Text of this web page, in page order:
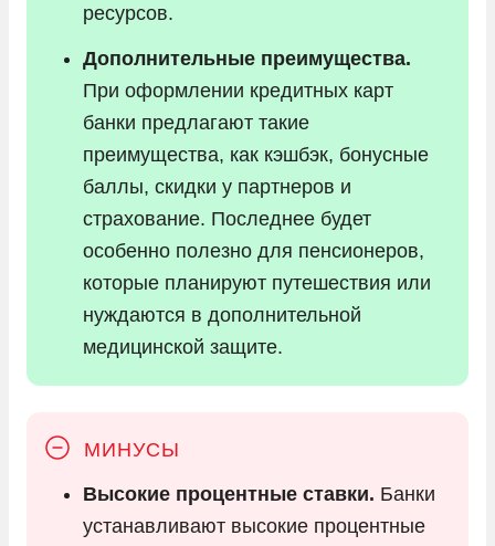
ресурсов.
Дополнительные преимущества.
При оформлении кредитных карт
банки предлагают такие
преимущества, как кэшбэк, бонусные
баллы, скидки у партнеров и
страхование. Последнее будет
особенно полезно для пенсионеров,
которые планируют путешествия или
нуждаются в дополнительной
медицинской защите.
Высокие процентные ставки. Банки
устанавливают высокие процентные